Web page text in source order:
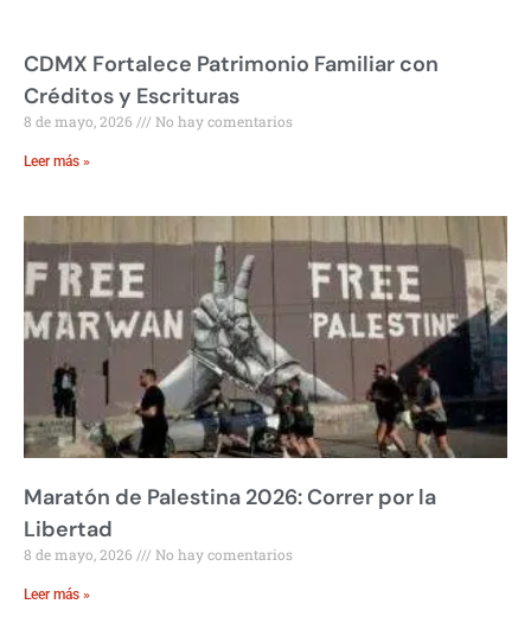
CDMX Fortalece Patrimonio Familiar con
Créditos y Escrituras
8 de mayo, 2026 No hay comentarios
Leer más »
Maratón de Palestina 2026: Correr por la
Libertad
8 de mayo, 2026 No hay comentarios
Leer más »